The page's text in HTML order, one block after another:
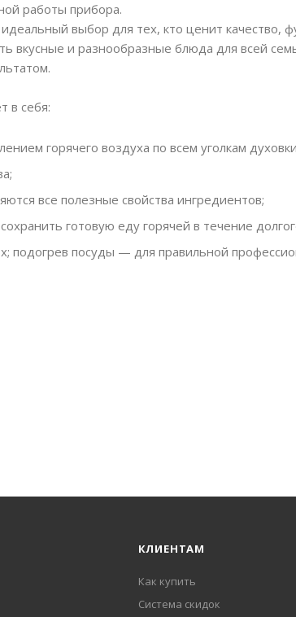
работы прибора.
выбор для тех, кто ценит качество,
вкусные и разнообразные блюда для всей
в себя:
горячего воздуха по всем уголкам
все полезные свойства ингредиентов;
готовую еду горячей в течение
подогрев посуды — для правильной
КЛИЕНТАМ
Как купить
Система скидок